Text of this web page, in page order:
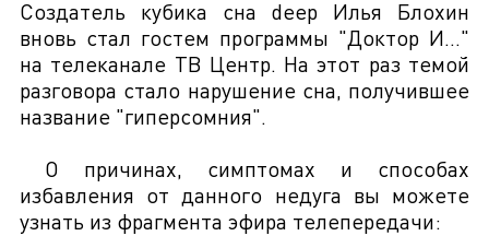
Создатель кубика сна deep Илья Блохин
вновь стал гостем программы "Доктор И..."
на телеканале ТВ Центр. На этот раз темой
разговора стало нарушение сна, получившее
название "гиперсомния".
О причинах, симптомах и способах
избавления от данного недуга вы можете
узнать из фрагмента эфира телепередачи: